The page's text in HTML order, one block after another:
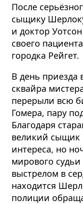
После
сыщику
и доктор
своего
городка Рейгет.
В день приезда
сквайра
перерыли всю
Гомера, пару
Благодаря
великий сыщик
интереса, но
мирового
выстрелом в
находится
полиции